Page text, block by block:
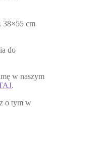
38×55 cm
do
w naszym
.
o tym w